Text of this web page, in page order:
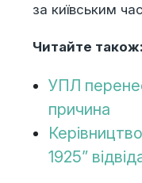
за київським
Читайте також:
УПЛ
причина
1925”